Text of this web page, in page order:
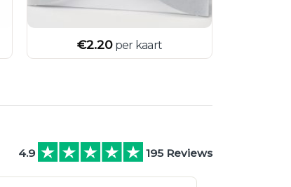
€2.20 per kaart
4.9 195 Reviews